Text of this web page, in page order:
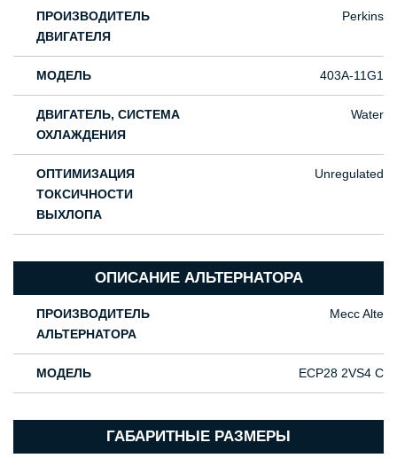
ПРОИЗВОДИТЕЛЬ
ДВИГАТЕЛЯ
Perkins
МОДЕЛЬ 403A-11G1
ДВИГАТЕЛЬ, СИСТЕМА
ОХЛАЖДЕНИЯ
Water
ОПТИМИЗАЦИЯ
ТОКСИЧНОСТИ
ВЫХЛОПА
Unregulated
ОПИСАНИЕ АЛЬТЕРНАТОРА
ПРОИЗВОДИТЕЛЬ
АЛЬТЕРНАТОРА
Mecc Alte
МОДЕЛЬ ECP28 2VS4 C
ГАБАРИТНЫЕ РАЗМЕРЫ